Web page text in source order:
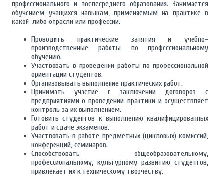
профессионального и послесреднего образования. Занимается
обучением учащихся навыкам, применяемым на практике в
какой-либо отрасли или профессии.
Проводить практические занятия и учебно-
производственные работы по профессиональному
обучению.
Участвовать в проведении работы по профессиональной
ориентации студентов.
Организовывать выполнение практических работ.
Принимать участие в заключении договоров с
предприятиями о проведении практики и осуществляет
контроль за их выполнением.
Готовить студентов к выполнению квалифицированных
работ и сдаче экзаменов.
Участвовать в работе предметных (цикловых) комиссий,
конференций, семинаров.
Способствовать общеобразовательному,
профессиональному, культурному развитию студентов,
привлекает их к техническому творчеству.